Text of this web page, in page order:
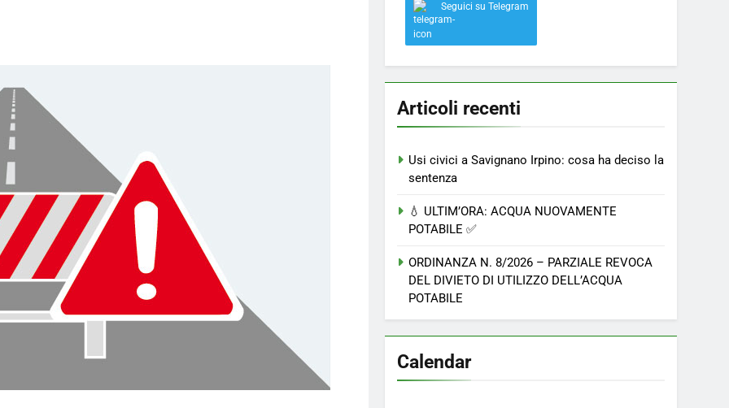
rinnova: scopri la nuova grafica del blog dedicato al futuro del nostro paese
messaggio sui cellulari anche a Savignano
Seguici su Telegram
Articoli recenti
Usi civici a Savignano Irpino: cosa ha deciso la
sentenza
💧 ULTIM’ORA: ACQUA NUOVAMENTE
POTABILE ✅
ORDINANZA N. 8/2026 – PARZIALE REVOCA
DEL DIVIETO DI UTILIZZO DELL’ACQUA
POTABILE
Calendar